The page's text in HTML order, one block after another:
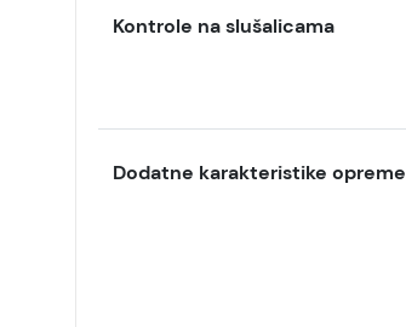
Kontrole na slušalicama
Dodatne karakteristike opreme